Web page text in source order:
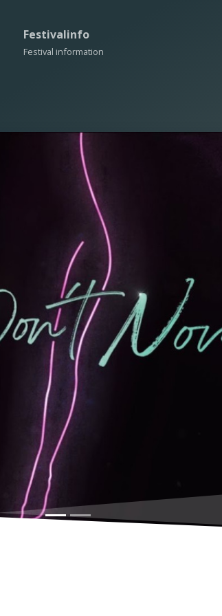
Festivalinfo
Festival information